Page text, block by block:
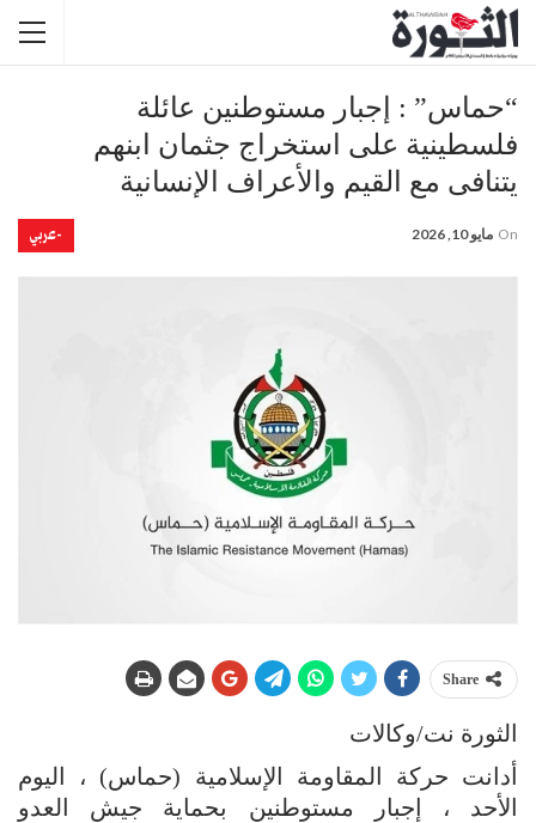
“حماس” : إجبار مستوطنين عائلة
فلسطينية على استخراج جثمان ابنهم
يتنافى مع القيم والأعراف الإنسانية
-عربي On مايو 10, 2026
Share
الثورة نت/وكالات
أدانت حركة المقاومة الإسلامية (حماس) ، اليوم
الأحد ، إجبار مستوطنين بحماية جيش العدو